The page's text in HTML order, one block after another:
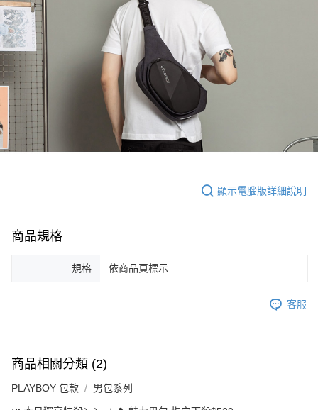
顯示電腦版詳細說明
商品規格
規格 依商品頁標示
客服
商品相關分類 (2)
PLAYBOY 包款 男包系列